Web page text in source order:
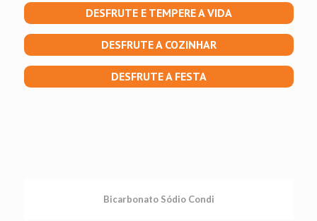
DESFRUTE E TEMPERE A VIDA
DESFRUTE A COZINHAR
DESFRUTE A FESTA
Bicarbonato Sódio Condi